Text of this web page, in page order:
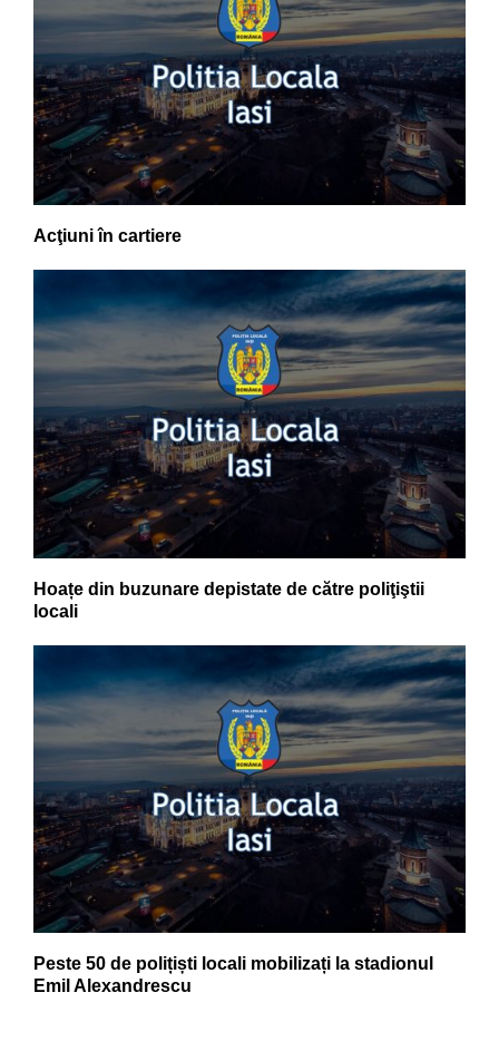
Acţiuni în cartiere
Hoațe din buzunare depistate de către poliţiştii
locali
Peste 50 de polițiști locali mobilizați la stadionul
Emil Alexandrescu